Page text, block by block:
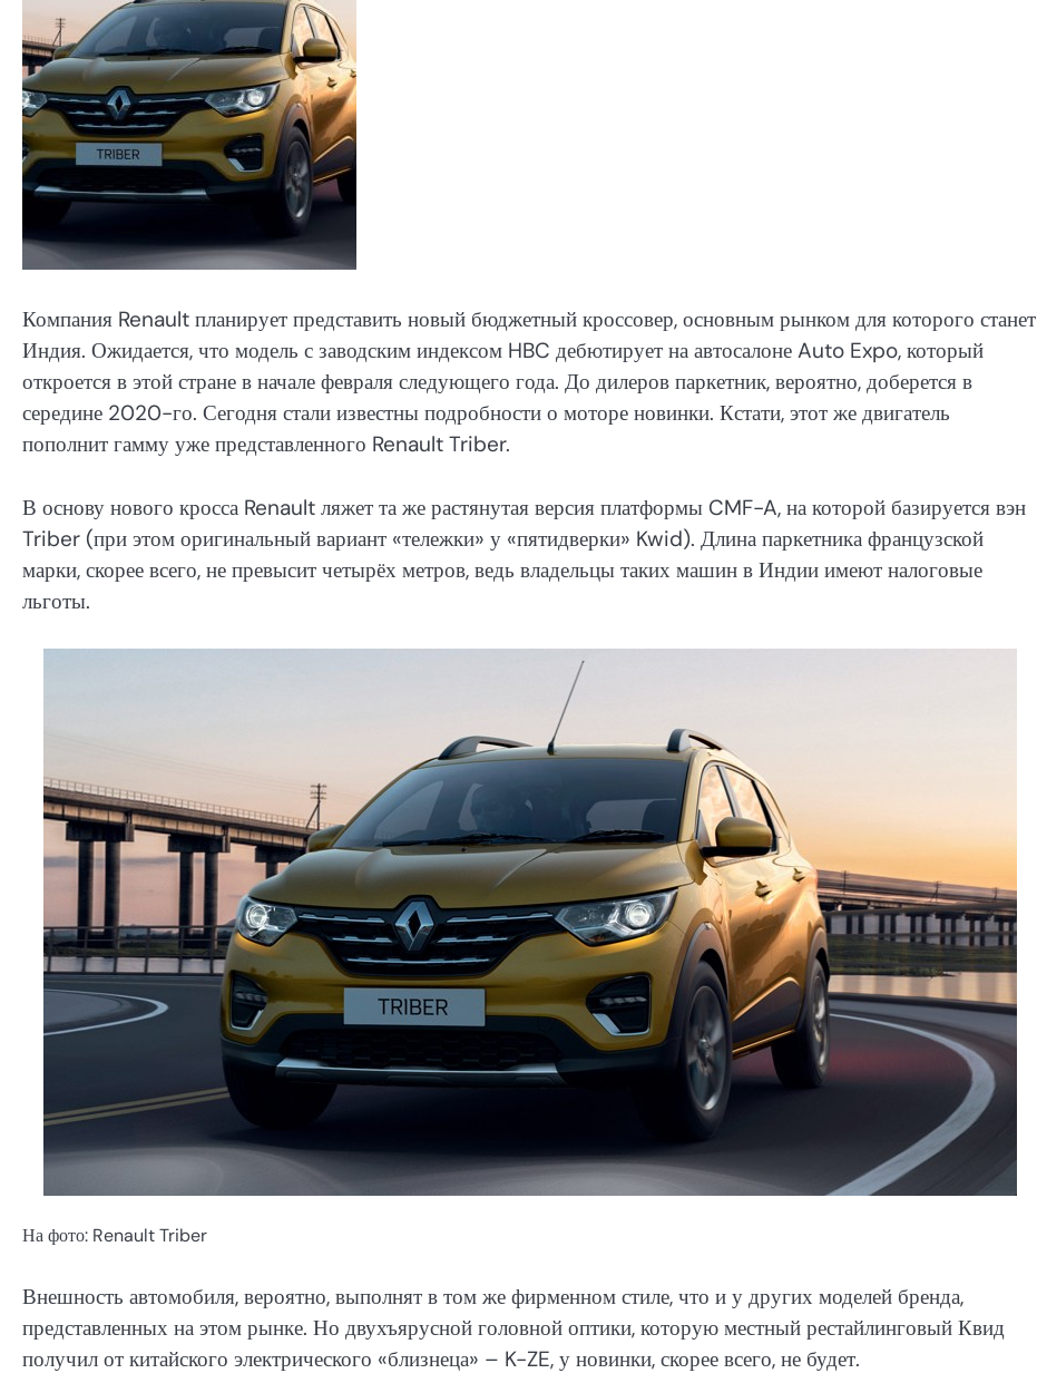
Компания Renault планирует представить новый бюджетный кроссовер, основным рынком для которого станет
Индия. Ожидается, что модель с заводским индексом HBC дебютирует на автосалоне Auto Expo, который
откроется в этой стране в начале февраля следующего года. До дилеров паркетник, вероятно, доберется в
середине 2020-го. Сегодня стали известны подробности о моторе новинки. Кстати, этот же двигатель
пополнит гамму уже представленного Renault Triber.
В основу нового кросса Renault ляжет та же растянутая версия платформы CMF-A, на которой базируется вэн
Triber (при этом оригинальный вариант «тележки» у «пятидверки» Kwid). Длина паркетника французской
марки, скорее всего, не превысит четырёх метров, ведь владельцы таких машин в Индии имеют налоговые
льготы.
На фото: Renault Triber
Внешность автомобиля, вероятно, выполнят в том же фирменном стиле, что и у других моделей бренда,
представленных на этом рынке. Но двухъярусной головной оптики, которую местный рестайлинговый Квид
получил от китайского электрического «близнеца» – K-ZE, у новинки, скорее всего, не будет.